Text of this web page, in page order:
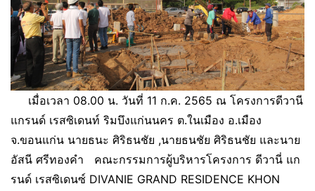
เมื่อเวลา 08.00 น. วันที่ 11 ก.ค. 2565 ณ โครงการดีวานี
แกรนด์ เรสซิเดนท์ ริมบึงแก่นนคร ต.ในเมือง อ.เมือง
จ.ขอนแก่น นายธนะ ศิริธนชัย ,นายธนชัย ศิริธนชัย และนาย
อัสนี ศรีทองคำ คณะกรรมการผู้บริหารโครงการ ดีวานี่ แก
รนด์ เรสซิเดนซ์ DIVANIE GRAND RESIDENCE KHON